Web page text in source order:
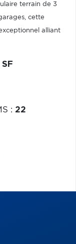
terrain de 3
cette
alliant
: 22